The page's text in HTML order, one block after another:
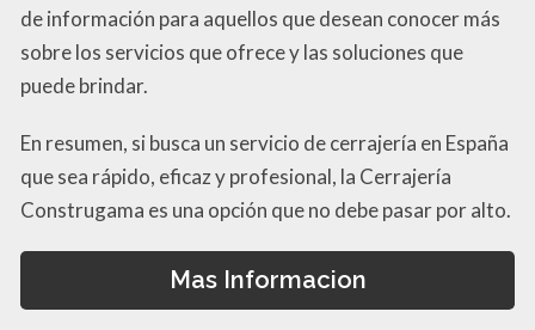
de información para aquellos que desean conocer más
sobre los servicios que ofrece y las soluciones que
puede brindar.
En resumen, si busca un servicio de cerrajería en España
que sea rápido, eficaz y profesional, la Cerrajería
Construgama es una opción que no debe pasar por alto.
Mas Informacion